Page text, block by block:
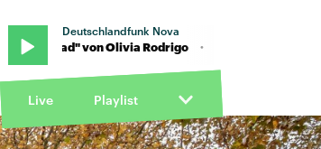
Deutschlandfunk Nova
Olivia Rodrigo · "Drop Dead" von Olivia Rodrigo
Live Playlist